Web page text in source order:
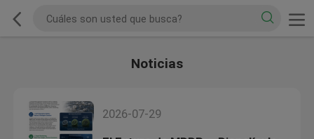
Noticias
2026-07-29